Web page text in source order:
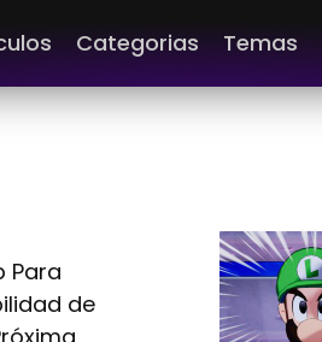
Categorias Temas
Para
de